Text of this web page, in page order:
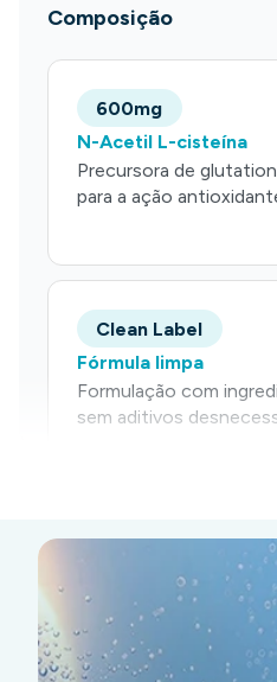
Composição
600mg
N-Acetil L-cisteína
Precursora de
para a ação
Clean Label
Fórmula limpa
Formulação com
sem aditivos